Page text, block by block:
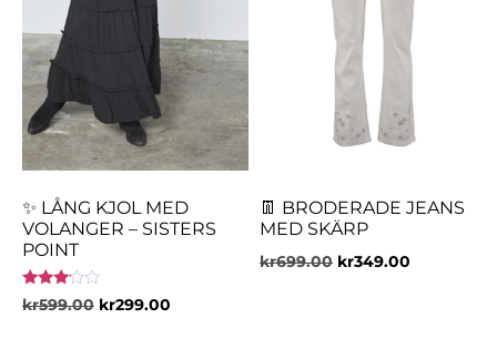
✨ LÅNG KJOL MED
VOLANGER – SISTERS
POINT
Betygsatt
3.00
kr599.00 kr299.00
👖 BRODERADE JEANS
MED SKÄRP
kr699.00 kr349.00